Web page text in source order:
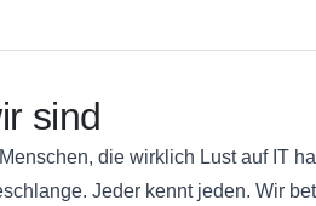
sind
die wirklich Lust auf IT
Jeder kennt jeden. Wir